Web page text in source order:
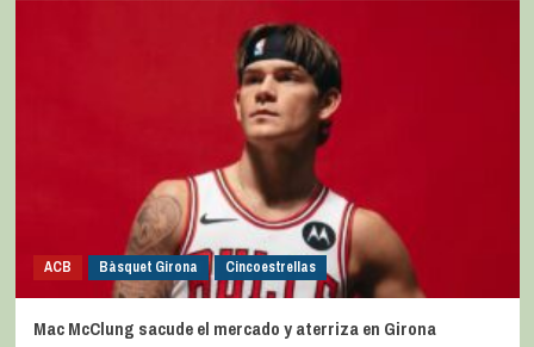
ACB Bàsquet Girona Cincoestrellas
Mac McClung sacude el mercado y aterriza en Girona